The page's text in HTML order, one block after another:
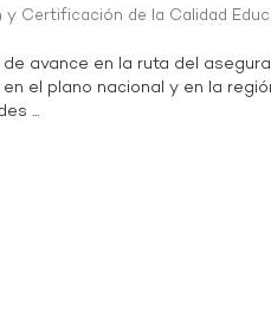
y Certificación de la Calidad
avance en la ruta del
el plano nacional y en la
...